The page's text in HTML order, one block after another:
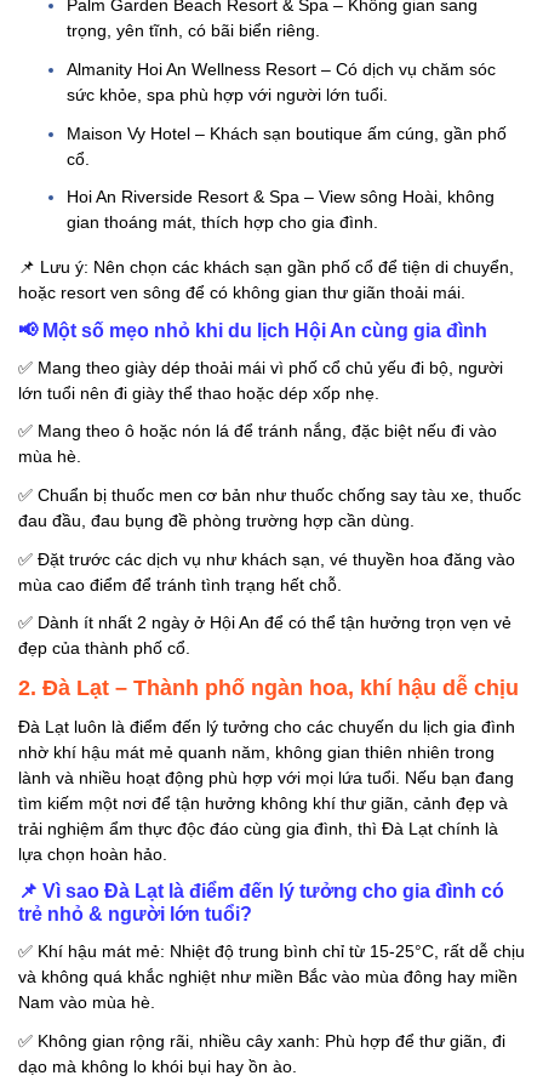
🌿 Điểm nổi bật:
Một số lưu ý khi du lịch
cùng gia đình
Palm Garden Beach Resort & Spa – Không gian sang
trọng, yên tĩnh, có bãi biển riêng.
Almanity Hoi An Wellness Resort – Có dịch vụ chăm sóc
sức khỏe, spa phù hợp với người lớn tuổi.
Maison Vy Hotel – Khách sạn boutique ấm cúng, gần phố
cổ.
Hoi An Riverside Resort & Spa – View sông Hoài, không
gian thoáng mát, thích hợp cho gia đình.
📌 Lưu ý: Nên chọn các khách sạn gần phố cổ để tiện di chuyển,
hoặc resort ven sông để có không gian thư giãn thoải mái.
📢Một số mẹo nhỏ khi du lịch Hội An cùng gia đình
✅ Mang theo giày dép thoải mái vì phố cổ chủ yếu đi bộ, người
lớn tuổi nên đi giày thể thao hoặc dép xốp nhẹ.
✅ Mang theo ô hoặc nón lá để tránh nắng, đặc biệt nếu đi vào
mùa hè.
✅ Chuẩn bị thuốc men cơ bản như thuốc chống say tàu xe, thuốc
đau đầu, đau bụng đề phòng trường hợp cần dùng.
✅ Đặt trước các dịch vụ như khách sạn, vé thuyền hoa đăng vào
mùa cao điểm để tránh tình trạng hết chỗ.
✅ Dành ít nhất 2 ngày ở Hội An để có thể tận hưởng trọn vẹn vẻ
đẹp của thành phố cổ.
2. Đà Lạt – Thành phố ngàn hoa, khí hậu dễ chịu
Đà Lạt luôn là điểm đến lý tưởng cho các chuyến du lịch gia đình
nhờ khí hậu mát mẻ quanh năm, không gian thiên nhiên trong
lành và nhiều hoạt động phù hợp với mọi lứa tuổi. Nếu bạn đang
tìm kiếm một nơi để tận hưởng không khí thư giãn, cảnh đẹp và
trải nghiệm ẩm thực độc đáo cùng gia đình, thì Đà Lạt chính là
lựa chọn hoàn hảo.
📌 Vì sao Đà Lạt là điểm đến lý tưởng cho gia đình có
trẻ nhỏ & người lớn tuổi?
✅ Khí hậu mát mẻ: Nhiệt độ trung bình chỉ từ 15-25°C, rất dễ chịu
và không quá khắc nghiệt như miền Bắc vào mùa đông hay miền
Nam vào mùa hè.
✅ Không gian rộng rãi, nhiều cây xanh: Phù hợp để thư giãn, đi
dạo mà không lo khói bụi hay ồn ào.